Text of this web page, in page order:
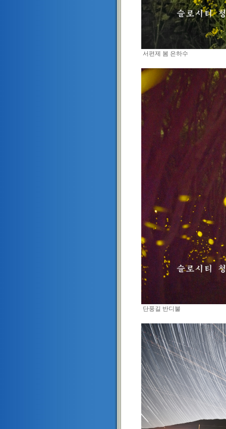
서편제 봄 은하수
단풍길 반디불